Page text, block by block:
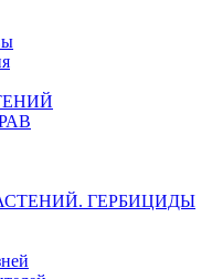
ГЕРБИЦИДЫ